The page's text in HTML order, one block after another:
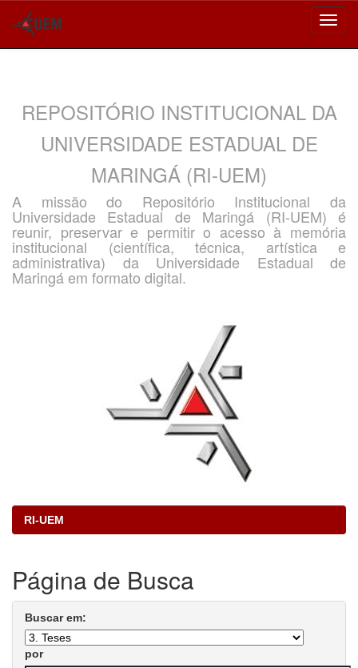
REPOSITÓRIO INSTITUCIONAL DA
UNIVERSIDADE ESTADUAL DE
MARINGÁ (RI-UEM)
A missão do Repositório Institucional da
Universidade Estadual de Maringá (RI-UEM) é
reunir, preservar e permitir o acesso à memória
institucional (científica, técnica, artística e
administrativa) da Universidade Estadual de
Maringá em formato digital.
RI-UEM
Página de Busca
Buscar em:
por